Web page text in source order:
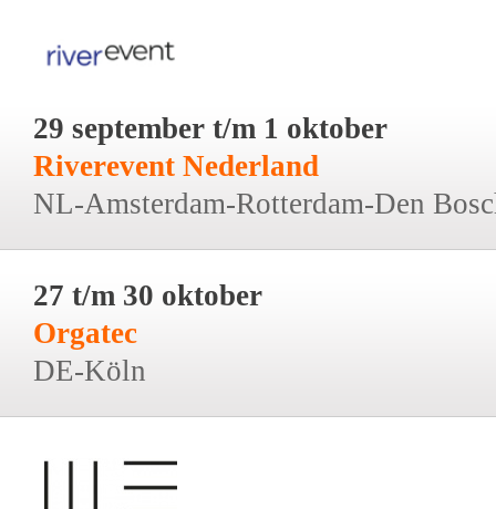
29 september t/m 1 oktober
Riverevent Nederland
NL-Amsterdam-Rotterdam-Den
27 t/m 30 oktober
Orgatec
DE-Köln